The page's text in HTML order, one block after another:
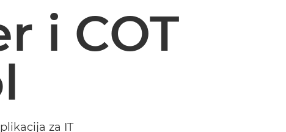
i COT
za IT